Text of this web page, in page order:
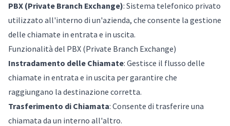
PBX (Private Branch Exchange): Sistema telefonico privato
utilizzato all'interno di un'azienda, che consente la gestione
delle chiamate in entrata e in uscita.
Funzionalità del PBX (Private Branch Exchange)
Instradamento delle Chiamate: Gestisce il flusso delle
chiamate in entrata e in uscita per garantire che
raggiungano la destinazione corretta.
Trasferimento di Chiamata: Consente di trasferire una
chiamata da un interno all'altro.